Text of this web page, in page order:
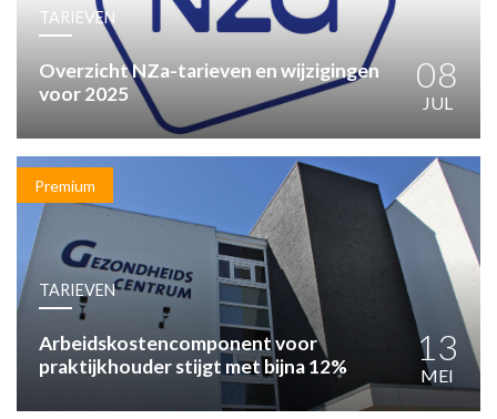
PRAKTIJKZAKEN
TARIEVEN
VPHUISARTSEN
MEDISCHE VAKHANDEL
INLOGGEN
TARIEVEN
Overzicht NZa-tarieven en wijzigingen
voor 2025
08
JUL
Premium
TARIEVEN
Arbeidskostencomponent voor
praktijkhouder stijgt met bijna 12%
13
MEI